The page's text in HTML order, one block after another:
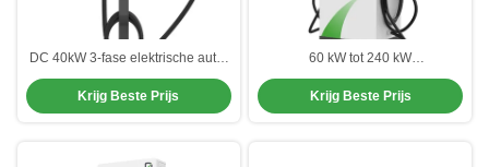
DC 40kW 3-fase elektrische auto-
oplader CCS1 CCS2 GBT
CHAdemo Single Gun
Krijg Beste Prijs
60 kW tot 240 kW
Buitenautooplader Openbare
laadstations voor elektrische
auto's
Krijg Beste Prijs